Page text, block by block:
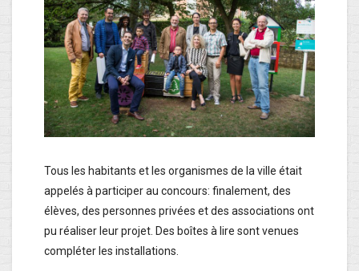
Tous les habitants et les organismes de la ville était
appelés à participer au concours: finalement, des
élèves, des personnes privées et des associations ont
pu réaliser leur projet. Des boîtes à lire sont venues
compléter les installations.